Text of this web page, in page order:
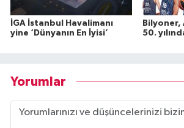
İGA İstanbul Havalimanı
yine ‘Dünyanın En İyisi’
Bilyoner,
50.
Yorumlar